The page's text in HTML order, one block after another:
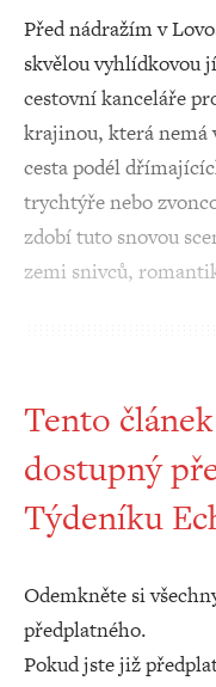
Před nádražím v
skvělou vyhlídkovou
cestovní kanceláře
krajinou, která nemá
cesta podél
trychtýře nebo
zdobí tuto snovou
zemi snivců,
Tento
dostupný
Týdeníku
Odemkněte si
předplatného.
Pokud jste již